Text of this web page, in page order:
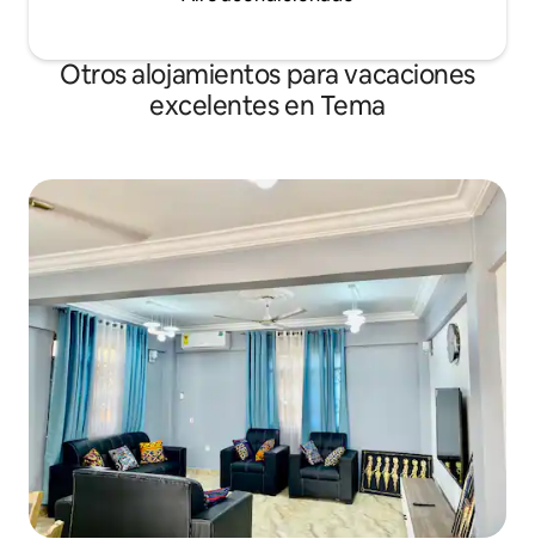
Otros alojamientos para vacaciones
excelentes en Tema